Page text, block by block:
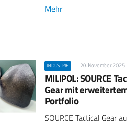
Mehr
INDUSTRIE 20. November 2025
MILIPOL: SOURCE
Gear mit
Portfolio
SOURCE Tactical Gear